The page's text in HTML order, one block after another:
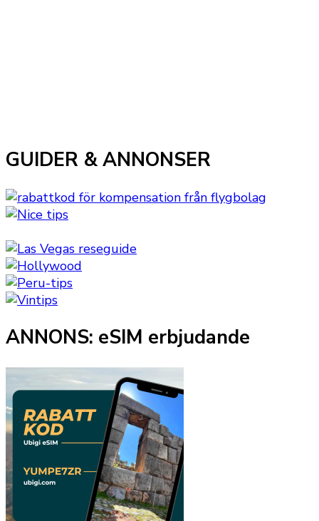
GUIDER & ANNONSER
ANNONS: eSIM erbjudande